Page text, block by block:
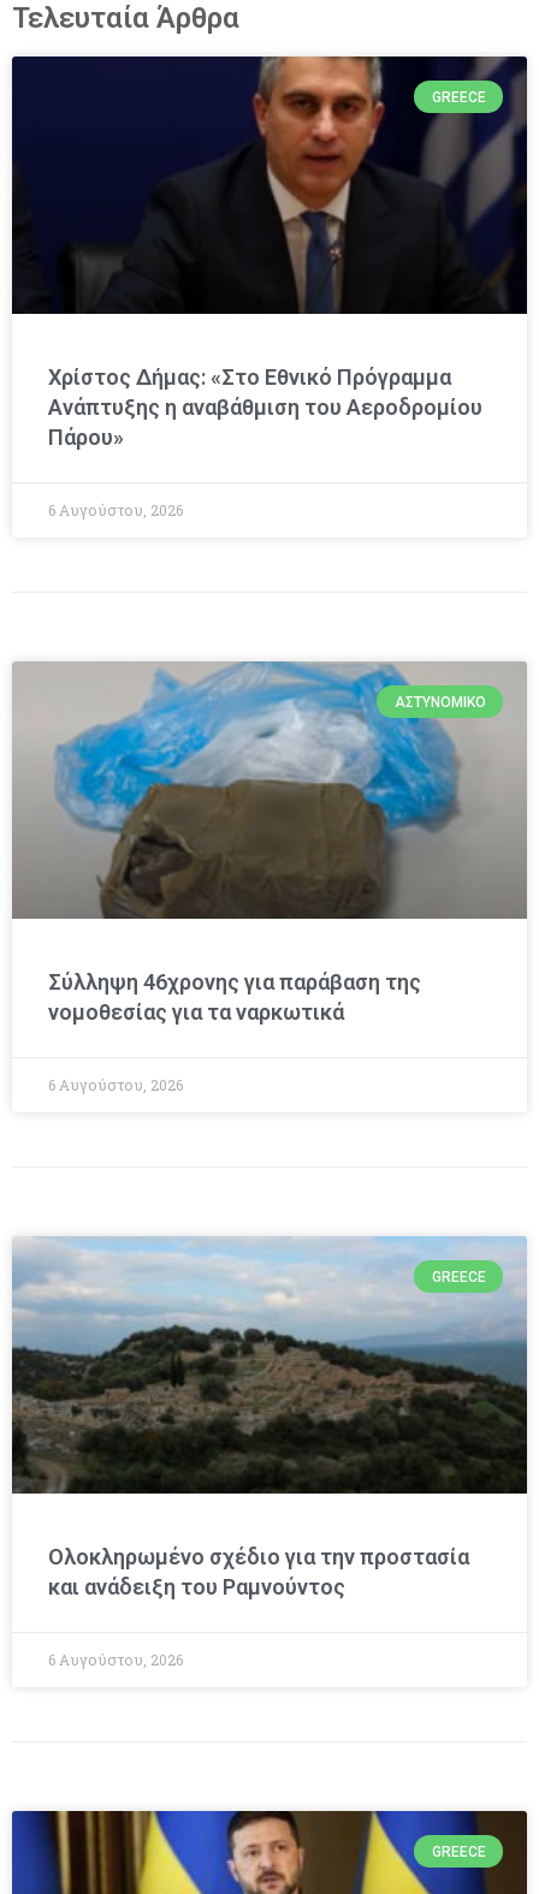
Τελευταία Άρθρα
GREECE
Χρίστος Δήμας: «Στο Εθνικό Πρόγραμμα
Ανάπτυξης η αναβάθμιση του Αεροδρομίου
Πάρου»
6 Αυγούστου, 2026
ΑΣΤΥΝΟΜΙΚΌ
Σύλληψη 46χρονης για παράβαση της
νομοθεσίας για τα ναρκωτικά
6 Αυγούστου, 2026
GREECE
Ολοκληρωμένο σχέδιο για την προστασία
και ανάδειξη του Ραμνούντος
6 Αυγούστου, 2026
GREECE